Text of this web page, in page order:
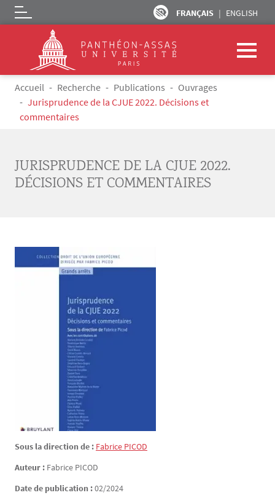
Aller au contenu principal
FRANÇAIS ENGLISH
Logo
Fil d'Ariane
Accueil Recherche Publications
Ouvrages
Jurisprudence de la CJUE 2022. Décisions et
commentaires
JURISPRUDENCE DE LA CJUE 2022.
DÉCISIONS ET COMMENTAIRES
Sous la direction de : Fabrice PICOD
Auteur : Fabrice PICOD
Date de publication :02/2024